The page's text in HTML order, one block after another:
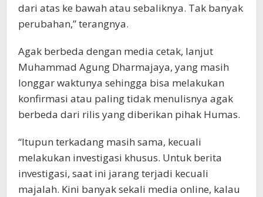
dari atas ke bawah atau sebaliknya. Tak banyak
perubahan,” terangnya.
Agak berbeda dengan media cetak, lanjut
Muhammad Agung Dharmajaya, yang masih
longgar waktunya sehingga bisa melakukan
konfirmasi atau paling tidak menulisnya agak
berbeda dari rilis yang diberikan pihak Humas.
“Itupun terkadang masih sama, kecuali
melakukan investigasi khusus. Untuk berita
investigasi, saat ini jarang terjadi kecuali
majalah. Kini banyak sekali media online, kalau